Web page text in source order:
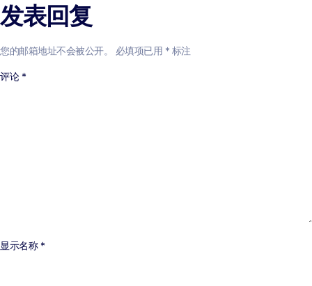
发表回复
您的邮箱地址不会被公开。 必填项已用 * 标注
评论 *
显示名称 *